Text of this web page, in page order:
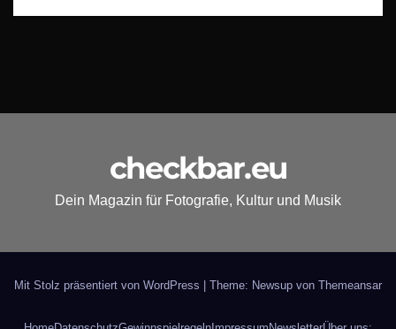
checkbar.eu
Dein Magazin für Fotografie, Kultur und Musik
Mit Stolz präsentiert von WordPress Theme: Newsup von Themeansar